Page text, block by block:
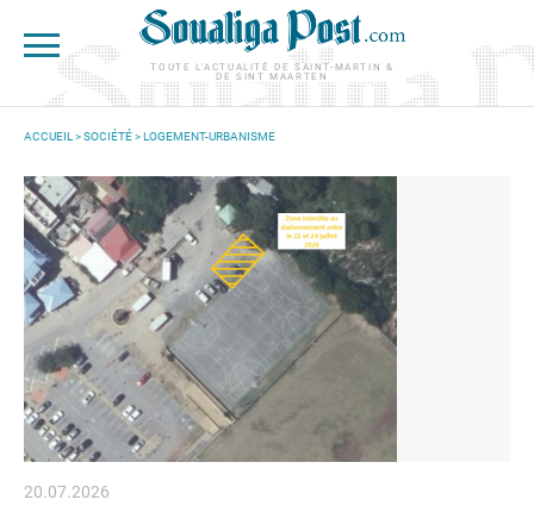
TOUTE L'ACTUALITÉ DE SAINT-MARTIN &
DE SINT MAARTEN
ACCUEIL >SOCIÉTÉ>LOGEMENT-URBANISME
20.07.2026